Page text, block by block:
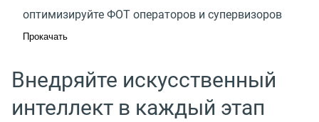
оптимизируйте ФОТ операторов и супервизоров
Прокачать
Внедряйте искусственный
интеллект в каждый этап